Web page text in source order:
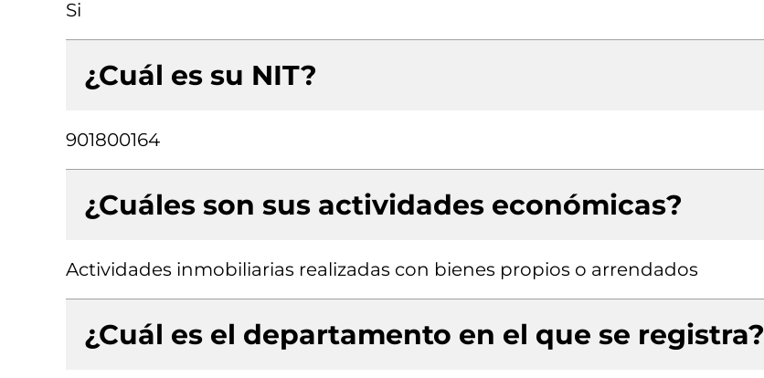
Si
¿Cuál es su NIT?
901800164
¿Cuáles son sus actividades económicas?
Actividades inmobiliarias realizadas con bienes propios o arrendados
¿Cuál es el departamento en el que se registra?